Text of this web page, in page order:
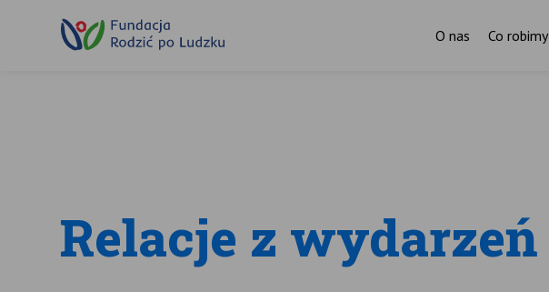
O nas Co robimy
Relacje z wydarzeń